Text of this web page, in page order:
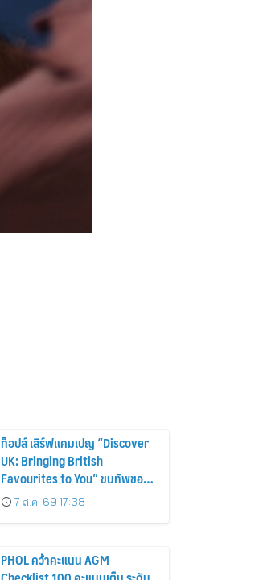
ท็อปส์ เสิร์ฟแคมเปญ “Discover
UK: Bringing British
Favourites to You” ขนทัพของ
อร่อยและไอเท็มฮิตจากสหราช
อาณาจักร ส่งตรงถึงมือตั้งแต่วัน
7 ส.ค. 69 17:38
PHOL คว้าคะแนน AGM